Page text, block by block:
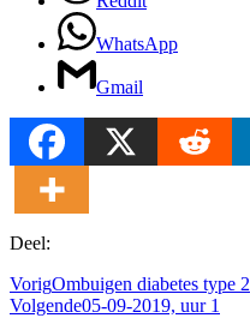
WhatsApp
Gmail
Deel:
VorigOmbuigen diabetes type 2
Volgende05-09-2019, uur 1